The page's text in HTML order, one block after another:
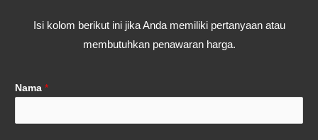
Isi kolom berikut ini jika Anda memiliki pertanyaan atau
membutuhkan penawaran harga.
Nama *